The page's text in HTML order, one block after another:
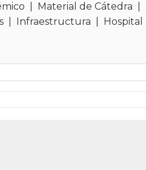
Material de Cátedra
Infraestructura Hospital